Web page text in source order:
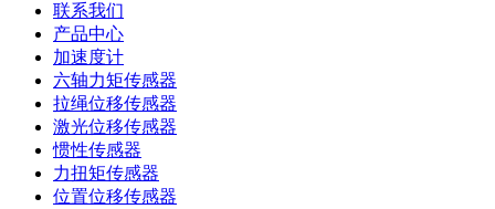
联系我们
产品中心
加速度计
六轴力矩传感器
拉绳位移传感器
激光位移传感器
惯性传感器
力扭矩传感器
位置位移传感器